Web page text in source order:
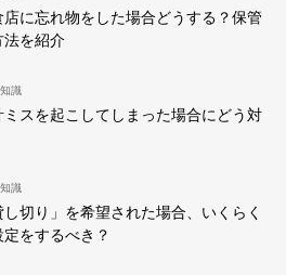
店に忘れ物をした場合どうする？保管
法を紹介
識
スを起こしてしまった場合にどう対
識
切り」を希望された場合、いくらく
をするべき？